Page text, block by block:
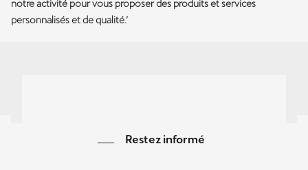
notre activité pour vous proposer des produits et services
personnalisés et de qualité.’
Restez informé